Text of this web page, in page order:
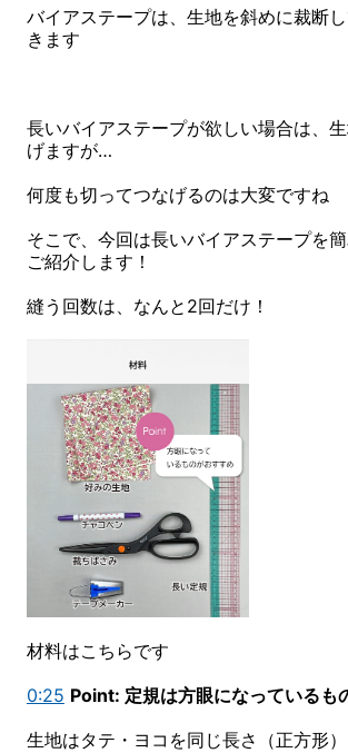
バイアステープは、生地を斜めに裁断
きます
長いバイアステープが欲しい場合は、
げますが…
何度も切ってつなげるのは大変ですね
そこで、今回は長いバイアステープを
ご紹介します！
縫う回数は、なんと2回だけ！
材料はこちらです
0:25 Point: 定規は方眼になっているも
生地はタテ・ヨコを同じ長さ（正方形